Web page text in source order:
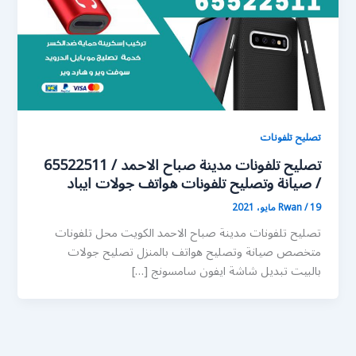
تصليح تلفونات
تصليح تلفونات مدينة صباح الاحمد / 65522511
/ صيانة وتصليح تلفونات هواتف جولات ايباد
Rwan/19 مايو، 2021
تصليح تلفونات مدينة صباح الاحمد الكويت محل تلفونات
متخصص صيانة وتصليح هواتف بالمنزل تصليح جولات
بالبيت تبديل شاشة ايفون سامسونج […]